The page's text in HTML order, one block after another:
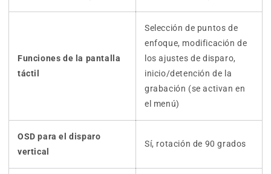
Funciones de la pantalla
táctil
Selección de puntos de
enfoque, modificación de
los ajustes de disparo,
inicio/detención de la
grabación (se activan en
el menú)
OSD para el disparo
vertical
Sí, rotación de 90 grados